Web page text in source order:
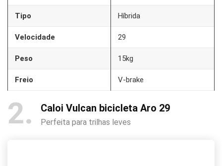
Tipo Híbrida
Velocidade 29
Peso 15kg
Freio V-brake
2 Caloi Vulcan bicicleta Aro 29
Perfeita para trilhas leves